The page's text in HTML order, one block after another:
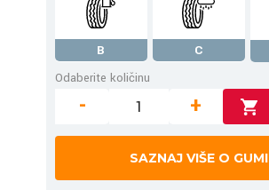
B C
Odaberite količinu
- +
SAZNAJ VIŠE O GUMI